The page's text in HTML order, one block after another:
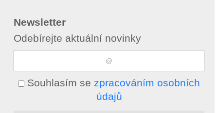
Newsletter
Odebírejte aktuální novinky
Souhlasím se zpracováním osobních
údajů